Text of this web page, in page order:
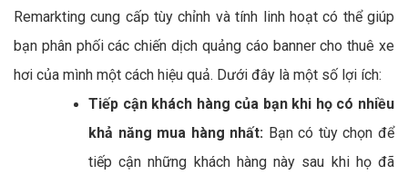
Remarkting cung cấp tùy chỉnh và tính linh hoạt có thể giúp
bạn phân phối các chiến dịch quảng cáo banner cho thuê xe
hơi của mình một cách hiệu quả. Dưới đây là một số lợi ích:
Tiếp cận khách hàng của bạn khi họ có nhiều
khả năng mua hàng nhất: Bạn có tùy chọn để
tiếp cận những khách hàng này sau khi họ đã